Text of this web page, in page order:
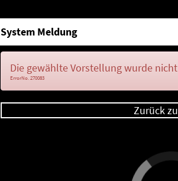
System Meldung
Die gewählte Vorstellung wurde
ErrorNo. 270083
Zurück